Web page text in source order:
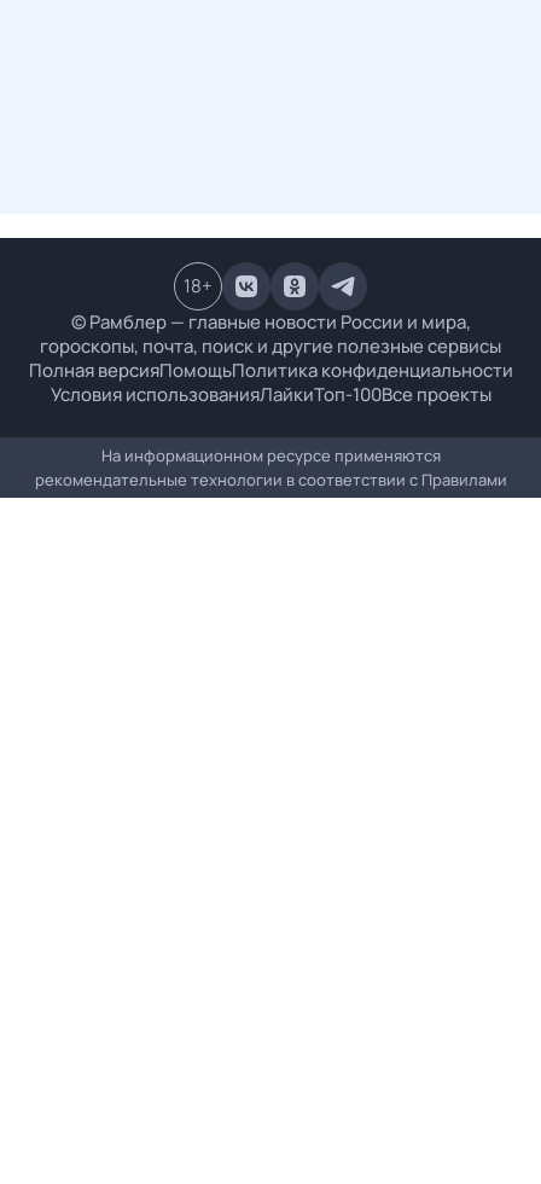
© Рамблер — главные новости России и мира,
гороскопы, почта, поиск и другие полезные сервисы
Полная версияПомощьПолитика конфиденциальности
Условия использованияЛайкиТоп-100Все проекты
18+
На информационном ресурсе применяются
рекомендательные технологии в соответствии с Правилами